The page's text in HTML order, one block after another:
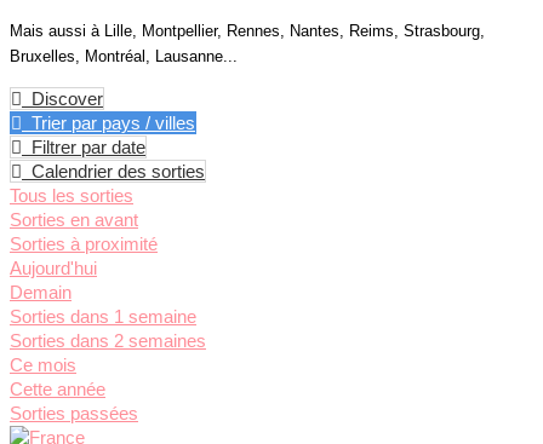
Mais aussi à Lille, Montpellier, Rennes, Nantes, Reims, Strasbourg,
Bruxelles, Montréal, Lausanne...
Discover
Trier par pays / villes
Filtrer par date
Calendrier des sorties
Tous les sorties
Sorties en avant
Sorties à proximité
Aujourd'hui
Demain
Sorties dans 1 semaine
Sorties dans 2 semaines
Ce mois
Cette année
Sorties passées